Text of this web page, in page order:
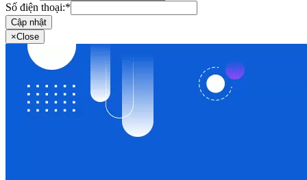
Số điện thoại:*
Cập nhật
×Close